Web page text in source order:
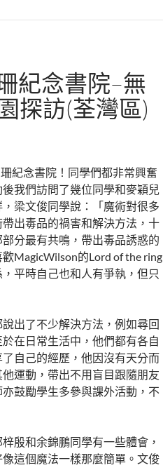
紀念書院–無
探訪(荃灣區)
紀念書院！同學們都非常興奮
我們訪問了幾位同學和麥穎兒
梁文俊同學說：「魔術對很多
出毒品的禍害和解決方法，十
分最有共鳴，帶出毒品誘惑的
MagicWilson的Lord of the ring
平時自己也和人有爭執，但只
出了不少解決方法，例如尋回
在日常生活中，他們都有各自
自己的經歷，他因沒有天分而
運動，帶出不用盲目跟隨朋友
鼓勵學生多參與課外活動，不
殷和余錦鵬同學有一些體會，
這個魔法一樣那麼簡單。文俊